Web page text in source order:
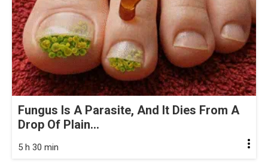
Fungus Is A Parasite, And It Dies From A
Drop Of Plain...
5 h 30 min